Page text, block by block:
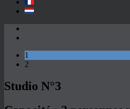
1
2
Studio N°3